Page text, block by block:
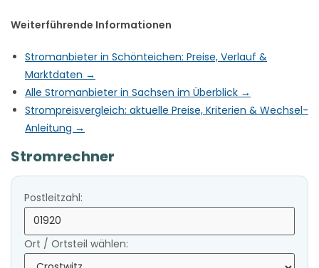
Weiterführende Informationen
Stromanbieter in Schönteichen: Preise, Verlauf &
Marktdaten →
Alle Stromanbieter in Sachsen im Überblick →
Strompreisvergleich: aktuelle Preise, Kriterien & Wechsel-
Anleitung →
Stromrechner
Postleitzahl:
Ort / Ortsteil wählen: